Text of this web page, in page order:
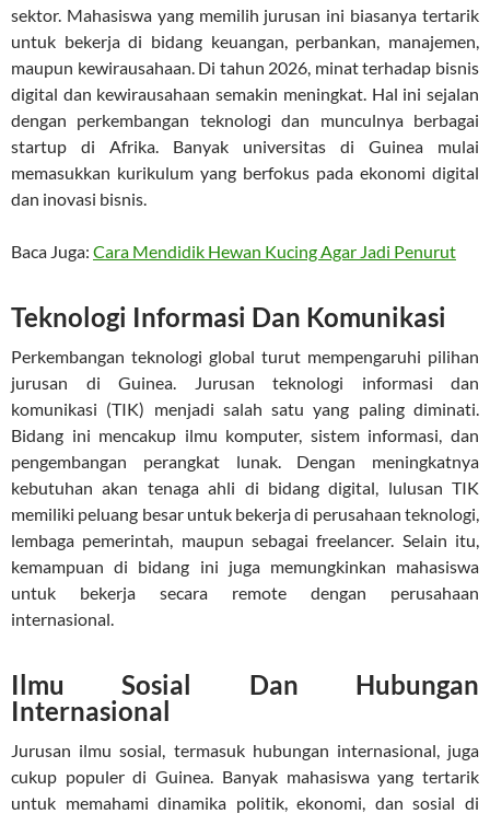
sektor. Mahasiswa yang memilih jurusan ini biasanya tertarik
untuk bekerja di bidang keuangan, perbankan, manajemen,
maupun kewirausahaan. Di tahun 2026, minat terhadap bisnis
digital dan kewirausahaan semakin meningkat. Hal ini sejalan
dengan perkembangan teknologi dan munculnya berbagai
startup di Afrika. Banyak universitas di Guinea mulai
memasukkan kurikulum yang berfokus pada ekonomi digital
dan inovasi bisnis.
Baca Juga: Cara Mendidik Hewan Kucing Agar Jadi Penurut
Teknologi Informasi Dan Komunikasi
Perkembangan teknologi global turut mempengaruhi pilihan
jurusan di Guinea. Jurusan teknologi informasi dan
komunikasi (TIK) menjadi salah satu yang paling diminati.
Bidang ini mencakup ilmu komputer, sistem informasi, dan
pengembangan perangkat lunak. Dengan meningkatnya
kebutuhan akan tenaga ahli di bidang digital, lulusan TIK
memiliki peluang besar untuk bekerja di perusahaan teknologi,
lembaga pemerintah, maupun sebagai freelancer. Selain itu,
kemampuan di bidang ini juga memungkinkan mahasiswa
untuk bekerja secara remote dengan perusahaan
internasional.
Ilmu Sosial Dan Hubungan
Internasional
Jurusan ilmu sosial, termasuk hubungan internasional, juga
cukup populer di Guinea. Banyak mahasiswa yang tertarik
untuk memahami dinamika politik, ekonomi, dan sosial di